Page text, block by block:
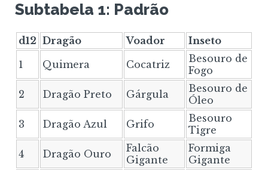
Subtabela 1: Padrão
d12 Dragão Voador
Inseto
1
Quimera Cocatriz
Besouro de
Fogo
2
Dragão Preto Gárgula
Besouro de
Óleo
3
Dragão Azul Grifo
Besouro
Tigre
4
Dragão Ouro
Falcão
Gigante
Formiga
Gigante